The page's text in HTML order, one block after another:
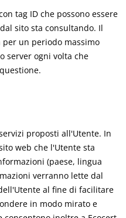
tag ID che possono essere
sito sta consultando. Il
un periodo massimo
server ogni volta che
proposti all'Utente. In
web che l'Utente sta
(paese, lingua
verranno lette dal
al fine di facilitare
in modo mirato e